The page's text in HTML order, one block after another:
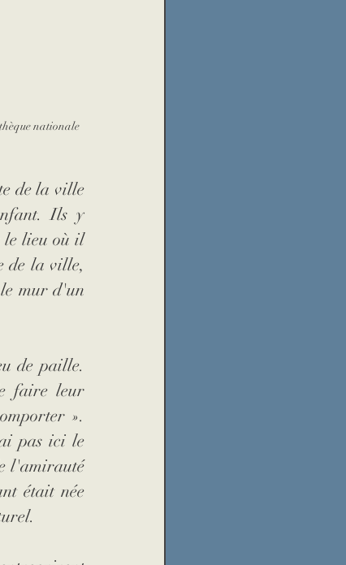
nationale
de la ville
Ils y
le lieu où il
de la ville,
mur d'un
de paille.
faire leur
».
pas ici le
l'amirauté
était née